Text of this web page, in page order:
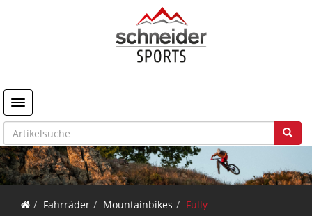
Toggle navigation
Fahrräder Mountainbikes Fully